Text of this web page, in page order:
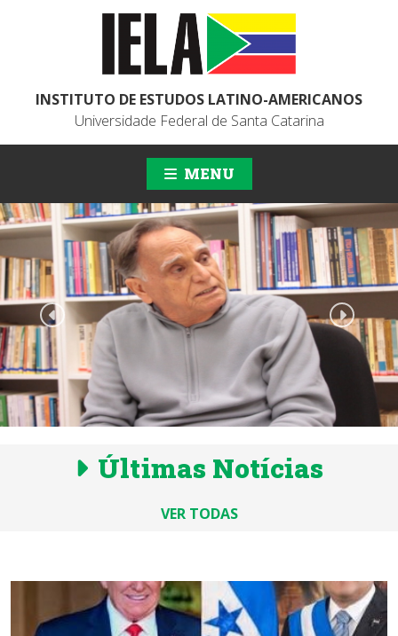
INSTITUTO DE ESTUDOS LATINO-AMERICANOS
Universidade Federal de Santa Catarina
MENU
Últimas Notícias
VER TODAS